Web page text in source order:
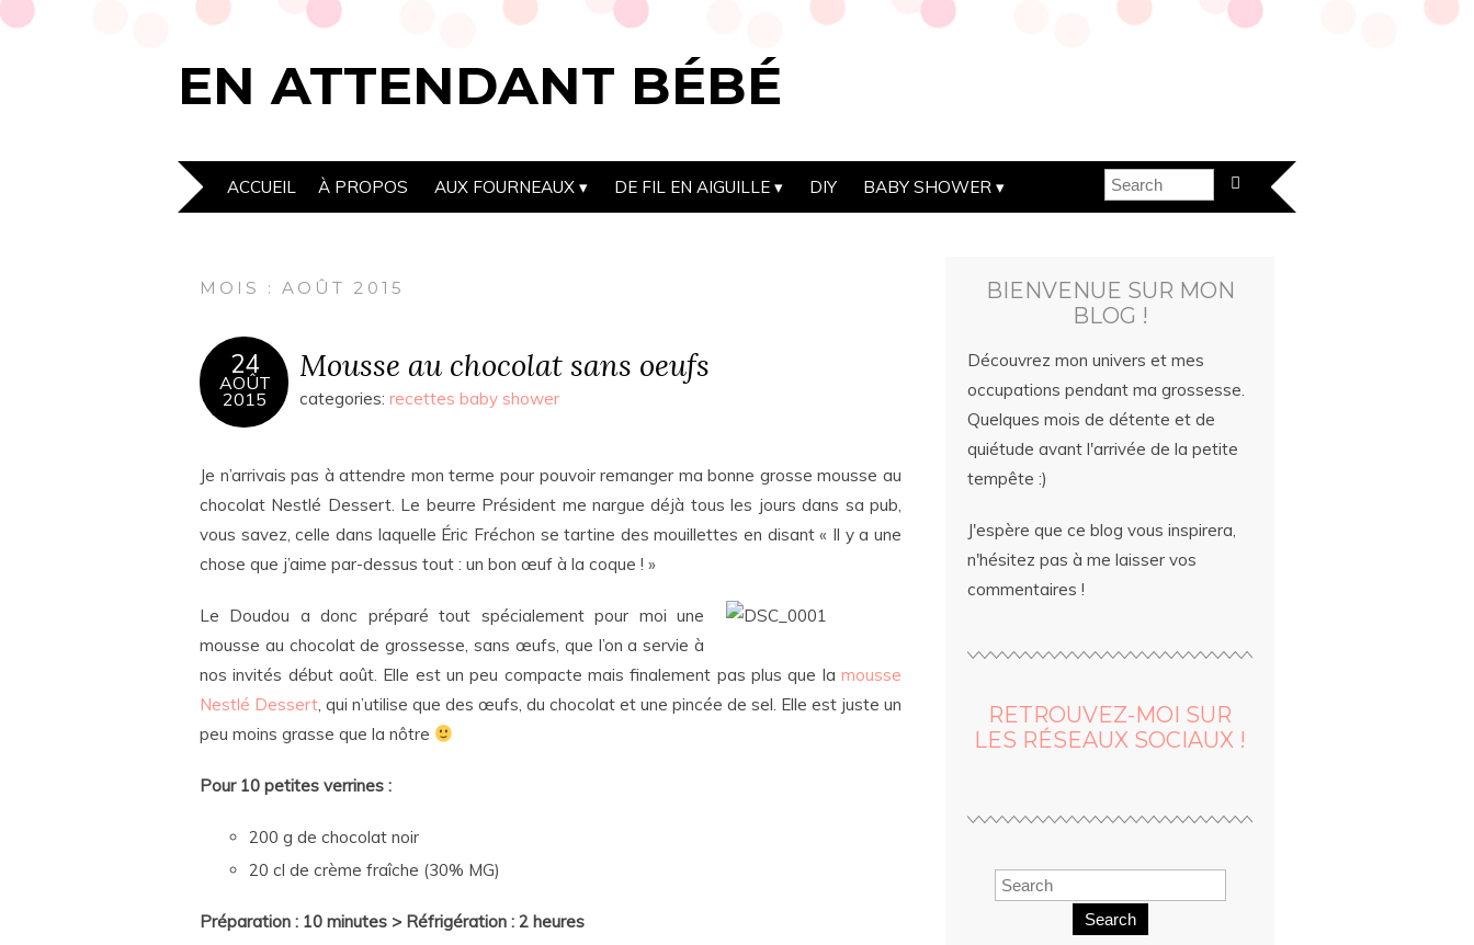
EN ATTENDANT BÉBÉ
ACCUEIL À PROPOS AUX FOURNEAUX DE FIL EN AIGUILLE DIY BABY SHOWER
MOIS : AOÛT 2015
24
AOÛT
2015
Mousse au chocolat sans oeufs
categories: recettes baby shower
Je n’arrivais pas à attendre mon terme pour pouvoir remanger ma bonne grosse mousse au
chocolat Nestlé Dessert. Le beurre Président me nargue déjà tous les jours dans sa pub,
vous savez, celle dans laquelle Éric Fréchon se tartine des mouillettes en disant « Il y a une
chose que j’aime par-dessus tout : un bon œuf à la coque ! »
Le Doudou a donc préparé tout spécialement pour moi une
mousse au chocolat de grossesse, sans œufs, que l’on a servie à
nos invités début août. Elle est un peu compacte mais finalement pas plus que la mousse
Nestlé Dessert, qui n’utilise que des œufs, du chocolat et une pincée de sel. Elle est juste un
peu moins grasse que la nôtre
Pour 10 petites verrines :
200 g de chocolat noir
20 cl de crème fraîche (30% MG)
Préparation : 10 minutes > Réfrigération : 2 heures
BIENVENUE SUR MON
BLOG !
Découvrez mon univers et mes
occupations pendant ma grossesse.
Quelques mois de détente et de
quiétude avant l'arrivée de la petite
tempête :)
J'espère que ce blog vous inspirera,
n'hésitez pas à me laisser vos
commentaires !
RETROUVEZ-MOI SUR
LES RÉSEAUX SOCIAUX !
Search